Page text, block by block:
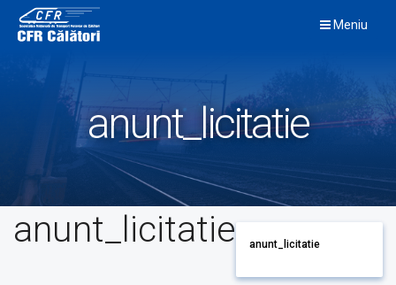
content
Meniu
anunt_licitatie
anunt_licitatie anunt_licitatie